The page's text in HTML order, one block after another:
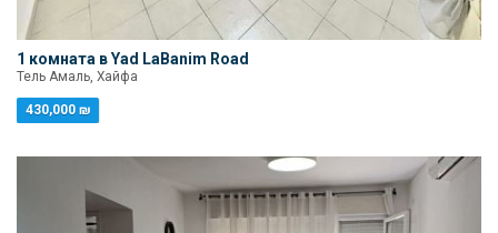
1 комната в Yad LaBanim Road
Тель Амаль, Хайфа
430,000 ₪